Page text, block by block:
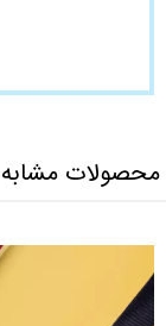
محصولات مشابه